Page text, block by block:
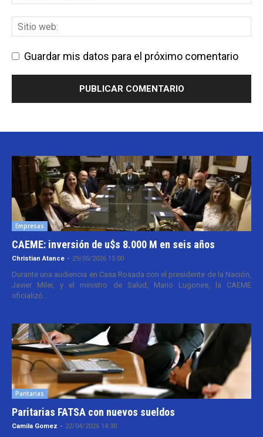
Guardar mis datos para el próximo comentario
Empresas
CAEME: inversión de u$s 8.000 M en seis años
Christian Atance - 29/05/2026 15:00
Durante una audiencia en Casa Rosada con el presidente de la Nación,
Javier Milei, y el ministro de Salud, Mario Lugones, la CAEME
oficializó...
Paritarias
Paritarias FATSA con nuevos sueldos
Camila Gomez - 22/04/2026 14:30